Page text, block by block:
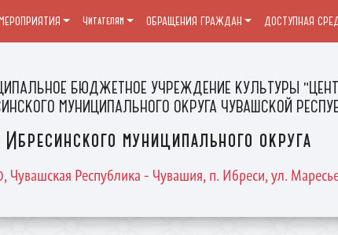
БЮДЖЕТНОЕ УЧРЕЖДЕНИЕ КУЛЬТУРЫ
МУНИЦИПАЛЬНОГО ОКРУГА ЧУВАШСКОЙ
муниципального округа
Чувашская Республика - Чувашия, п. Ибреси, ул.
Читателям ОБРАЩЕНИЯ ГРАЖДАН ДОСТУПНАЯ